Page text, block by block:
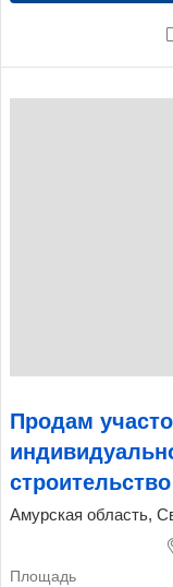
Продам
строительство
Амурская область,